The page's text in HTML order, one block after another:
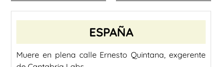
ESPAÑA
Muere en plena calle Ernesto Quintana, exgerente